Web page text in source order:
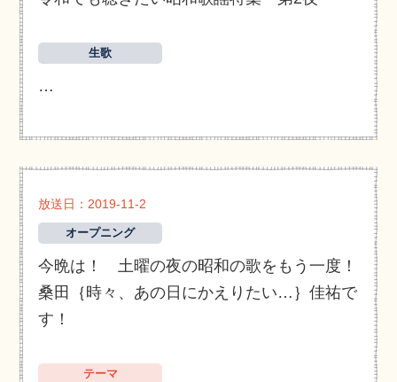
生歌
…
放送日：2019-11-2
オープニング
今晩は！ 土曜の夜の昭和の歌をもう一度！
桑田｛時々、あの日にかえりたい…｝佳祐で
す！
テーマ